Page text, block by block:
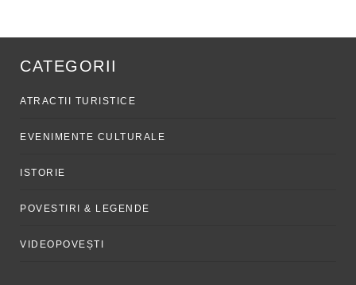
CATEGORII
ATRACTII TURISTICE
EVENIMENTE CULTURALE
ISTORIE
POVESTIRI & LEGENDE
VIDEOPOVEȘTI